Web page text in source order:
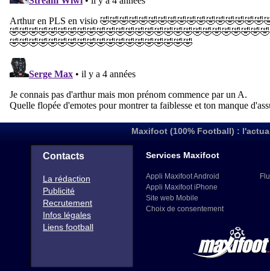
Maxifoot (100% Football) :
Contacts
La rédaction
Publicité
Recrutement
Infos légales
Liens football
Services Maxifoot
Appli Maxifoot Android
Appli Maxifoot iPhone
Site web Mobile
Choix de consentement